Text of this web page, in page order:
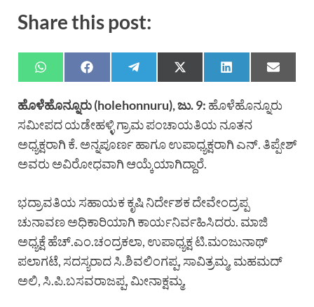
Share this post:
ಹೊಳೆಹೊನ್ನೂರು (holehonnuru), ಜು. 9: ಹೊಳೆಹೊನ್ನೂರು
ಸಮೀಪದ ಯಡೇಹಳ್ಳಿ ಗ್ರಾಮ ಪಂಚಾಯತಿಯ ನೂತನ
ಅಧ್ಯಕ್ಷರಾಗಿ ಕೆ. ಅನ್ನಪೂರ್ಣ ಹಾಗೂ ಉಪಾಧ್ಯಕ್ಷರಾಗಿ ಎನ್. ತಿಪ್ಪೇಶ್
ಅವರು ಅವಿರೋಧವಾಗಿ ಆಯ್ಕೆಯಾಗಿದ್ದಾರೆ.
ಭದ್ರಾವತಿಯ ಸಹಾಯಕ ಕೃಷಿ ನಿರ್ದೇಶಕ ದೇವೇಂದ್ರಪ್ಪ
ಚುನಾವಣ ಅಧಿಕಾರಿಯಾಗಿ ಕಾರ್ಯನಿರ್ವಹಿಸಿದರು. ಮಾಜಿ
ಅಧ್ಯಕ್ಷೆ ಹೆಚ್.ಎಂ.ಚಂದ್ರಕಲಾ, ಉಪಾಧ್ಯಕ್ಷ ಟಿ.ಮಂಜುನಾಥ್
ಪಲಾಗಟೆ, ಸದಸ್ಯರಾದ ಸಿ.ಶಿವಲಿಂಗಪ್ಪ, ಸಾವಿತ್ರಮ್ಮ, ಮಹಮದ್
ಅಲಿ, ಸಿ.ಪಿ.ಬಸವರಾಜಪ್ಪ, ಮೀನಾಕ್ಷಮ್ಮ,